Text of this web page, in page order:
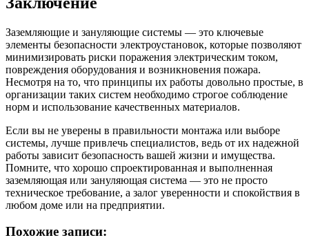
Заземляющие и зануляющие системы — это ключевые
элементы безопасности электроустановок, которые позволяют
минимизировать риски поражения электрическим током,
повреждения оборудования и возникновения пожара.
Несмотря на то, что принципы их работы довольно простые, в
организации таких систем необходимо строгое соблюдение
норм и использование качественных материалов.
Если вы не уверены в правильности монтажа или выборе
системы, лучше привлечь специалистов, ведь от их надежной
работы зависит безопасность вашей жизни и имущества.
Помните, что хорошо спроектированная и выполненная
заземляющая или зануляющая система — это не просто
техническое требование, а залог уверенности и спокойствия в
любом доме или на предприятии.
Похожие записи: